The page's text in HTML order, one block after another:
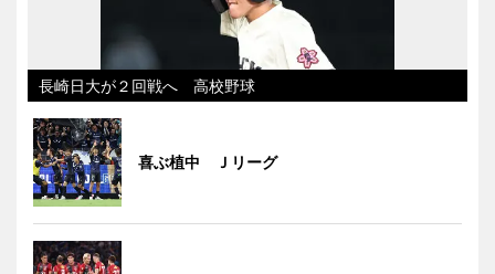
長崎日大が２回戦へ 高校野球
喜ぶ植中 Ｊリーグ